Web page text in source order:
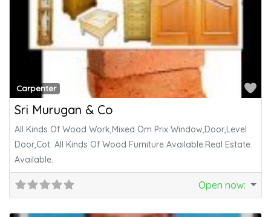
Carpenter
Sri Murugan & Co
All Kinds Of Wood Work,Mixed Om Prix Window,Door,Level
Door,Cot. All Kinds Of Wood Furniture Available.Real Estate
Available.
Open now: